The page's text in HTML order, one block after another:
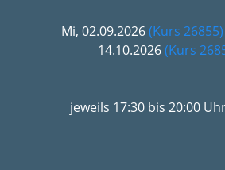
Mi, 02.09.2026(Kurs 26855)
14.10.2026(Kurs
jeweils 17:30 bis 20:00